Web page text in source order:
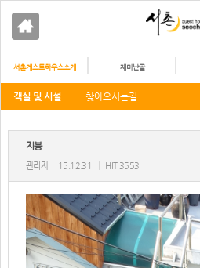
서촌게스트하우스소개 재미난골
객실 및 시설 찾아오시는길
지붕
관리자 15.12.31 HIT 3553